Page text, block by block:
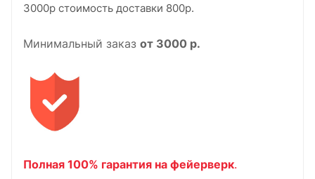
3000р стоимость доставки 800р.
Минимальный заказ от 3000 р.
Полная 100% гарантия на фейерверк.